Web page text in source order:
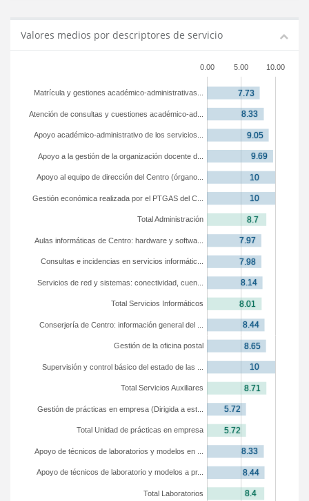
Valores medios por descriptores de servicio
0.00 5.00 10.00
Total Laboratorios
Apoyo de técnicos de laboratorio y modelos a pr...
Apoyo de técnicos de laboratorios y modelos en ...
Total Unidad de prácticas en empresa
Gestión de prácticas en empresa (Dirigida a est...
Total Servicios Auxiliares
Supervisión y control básico del estado de las ...
Gestión de la oficina postal
Conserjería de Centro: información general del ...
Total Servicios Informáticos
Servicios de red y sistemas: conectividad, cuen...
Consultas e incidencias en servicios informátic...
Aulas informáticas de Centro: hardware y softwa...
Total Administración
Gestión económica realizada por el PTGAS del C...
Apoyo al equipo de dirección del Centro (órgano...
Apoyo a la gestión de la organización docente d...
Apoyo académico-administrativo de los servicios...
Atención de consultas y cuestiones académico-ad...
Matrícula y gestiones académico-administrativas...